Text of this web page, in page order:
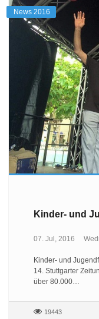
News 2016
Kinder- und
07. Jul, 2016
Kinder- und
14. Stuttgarter
über 80.000…
19443